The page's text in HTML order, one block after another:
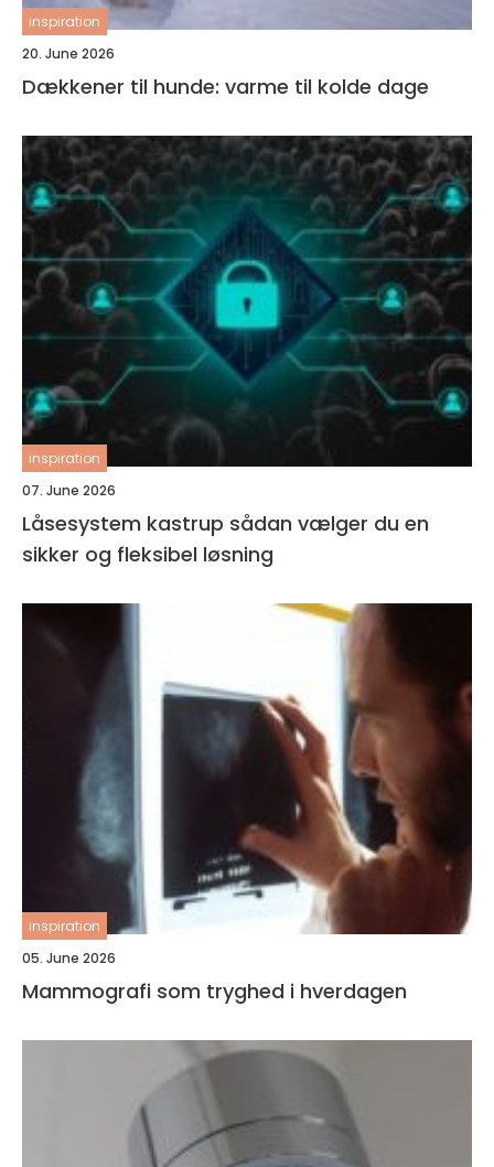
inspiration
20. June 2026
Dækkener til hunde: varme til kolde dage
inspiration
07. June 2026
Låsesystem kastrup sådan vælger du en
sikker og fleksibel løsning
inspiration
05. June 2026
Mammografi som tryghed i hverdagen